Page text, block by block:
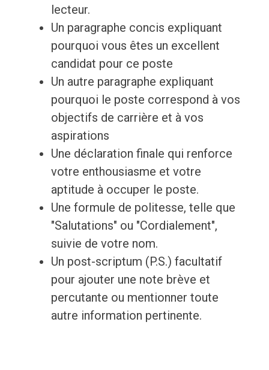
lecteur.
Un paragraphe concis expliquant
pourquoi vous êtes un excellent
candidat pour ce poste
Un autre paragraphe expliquant
pourquoi le poste correspond à vos
objectifs de carrière et à vos
aspirations
Une déclaration finale qui renforce
votre enthousiasme et votre
aptitude à occuper le poste.
Une formule de politesse, telle que
"Salutations" ou "Cordialement",
suivie de votre nom.
Un post-scriptum (P.S.) facultatif
pour ajouter une note brève et
percutante ou mentionner toute
autre information pertinente.